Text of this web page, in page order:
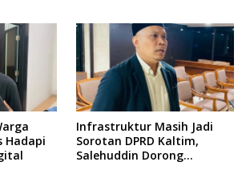
Hadapi
Infrastruktur Masih Jadi
Sorotan DPRD Kaltim,
Salehuddin Dorong